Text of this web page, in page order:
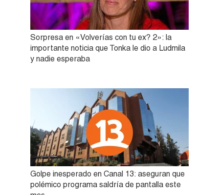
Sorpresa en «Volverías con tu ex? 2»: la
importante noticia que Tonka le dio a Ludmila
y nadie esperaba
Golpe inesperado en Canal 13: aseguran que
polémico programa saldría de pantalla este